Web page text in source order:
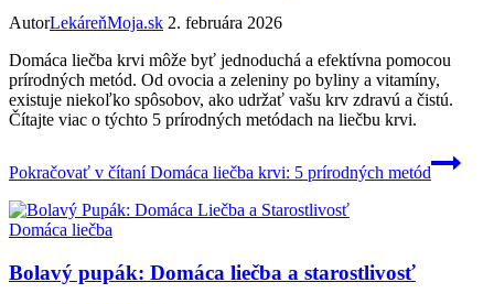
AutorLekáreňMoja.sk 2. februára 2026
Domáca liečba krvi môže byť jednoduchá a efektívna pomocou
prírodných metód. Od ovocia a zeleniny po byliny a vitamíny,
existuje niekoľko spôsobov, ako udržať vašu krv zdravú a čistú.
Čítajte viac o týchto 5 prírodných metódach na liečbu krvi.
Pokračovať v čítaníDomáca liečba krvi: 5 prírodných metód
Domáca liečba
Bolavý pupák: Domáca liečba a starostlivosť